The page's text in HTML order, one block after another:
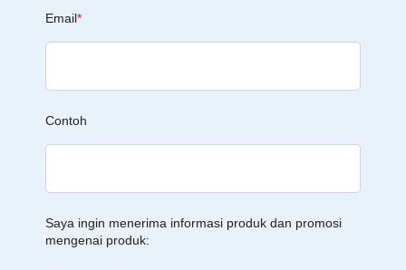
Email*
Contoh
Saya ingin menerima informasi produk dan promosi
mengenai produk: